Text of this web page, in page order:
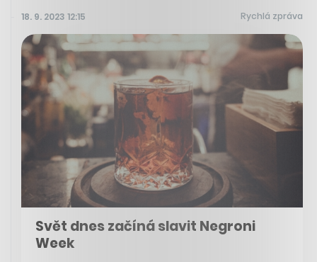
18. 9. 2023 12:15 Rychlá zpráva
Svět dnes začíná slavit Negroni
Week